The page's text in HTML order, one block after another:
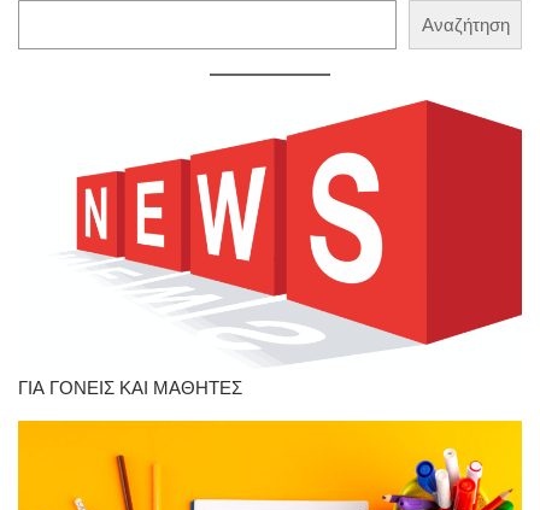
Αναζήτηση
ΓΙΑ ΓΟΝΕΙΣ ΚΑΙ ΜΑΘΗΤΕΣ